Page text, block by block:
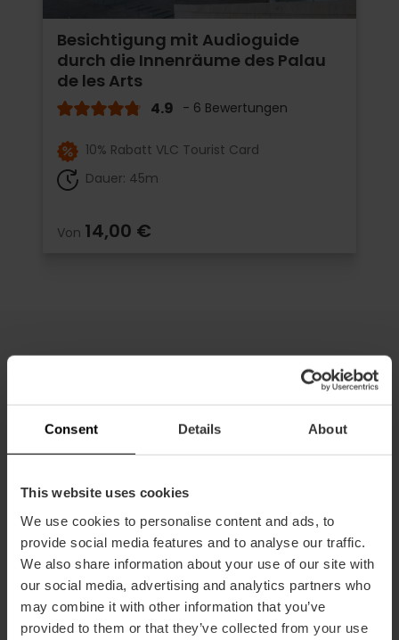
Consent Details About
This website uses cookies
We use cookies to personalise content and ads, to
provide social media features and to analyse our traffic.
We also share information about your use of our site with
our social media, advertising and analytics partners who
may combine it with other information that you’ve
provided to them or that they’ve collected from your use
Besichtigung mit Audioguide
durch die Innenräume des Palau
de les Arts
4.9 - 6 Bewertungen
10% Rabatt VLC Tourist Card
Dauer: 45m
Von 14,00 €